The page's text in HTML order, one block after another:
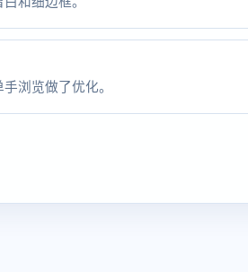
浏览做了优化。